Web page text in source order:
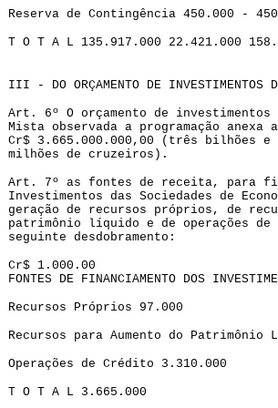
Reserva de Contingência 450.000 -
T O T A L 135.917.000 22.421.000
III - DO ORÇAMENTO DE INVESTIMENTOS
Art. 6º O orçamento de investimentos
Mista observada a programação
Cr$ 3.665.000.000,00 (três bilhões e
milhões de cruzeiros).
Art. 7º as fontes de receita, para
Investimentos das Sociedades de
geração de recursos próprios, de
patrimônio líquido e de operações de
seguinte desdobramento:
Cr$ 1.000.00
FONTES DE FINANCIAMENTO DOS
Recursos Próprios 97.000
Recursos para Aumento do Patrimônio
Operações de Crédito 3.310.000
T O T A L 3.665.000